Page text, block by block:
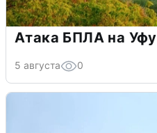
Атака БПЛА на
5 августа 0